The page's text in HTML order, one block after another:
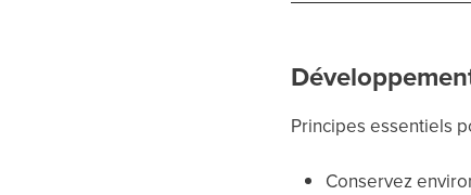
Principes essentiels
Conservez